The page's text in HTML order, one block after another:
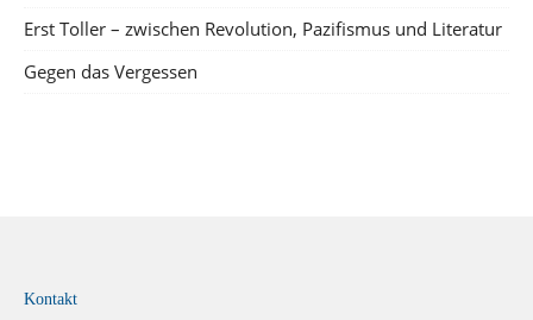
Erst Toller – zwischen Revolution, Pazifismus und Literatur
Gegen das Vergessen
Kontakt